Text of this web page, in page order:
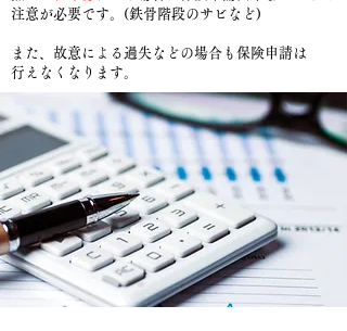
注意が必要です。(鉄骨階段のサビなど)
​また、故意による過失などの場合も保険申請は
行えなくなります。